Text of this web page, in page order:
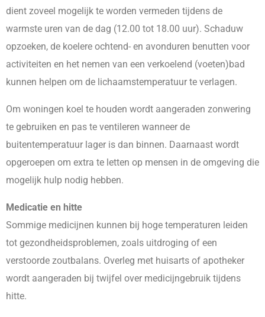
dient zoveel mogelijk te worden vermeden tijdens de
warmste uren van de dag (12.00 tot 18.00 uur). Schaduw
opzoeken, de koelere ochtend- en avonduren benutten voor
activiteiten en het nemen van een verkoelend (voeten)bad
kunnen helpen om de lichaamstemperatuur te verlagen.
Om woningen koel te houden wordt aangeraden zonwering
te gebruiken en pas te ventileren wanneer de
buitentemperatuur lager is dan binnen. Daarnaast wordt
opgeroepen om extra te letten op mensen in de omgeving die
mogelijk hulp nodig hebben.
Medicatie en hitte
Sommige medicijnen kunnen bij hoge temperaturen leiden
tot gezondheidsproblemen, zoals uitdroging of een
verstoorde zoutbalans. Overleg met huisarts of apotheker
wordt aangeraden bij twijfel over medicijngebruik tijdens
hitte.